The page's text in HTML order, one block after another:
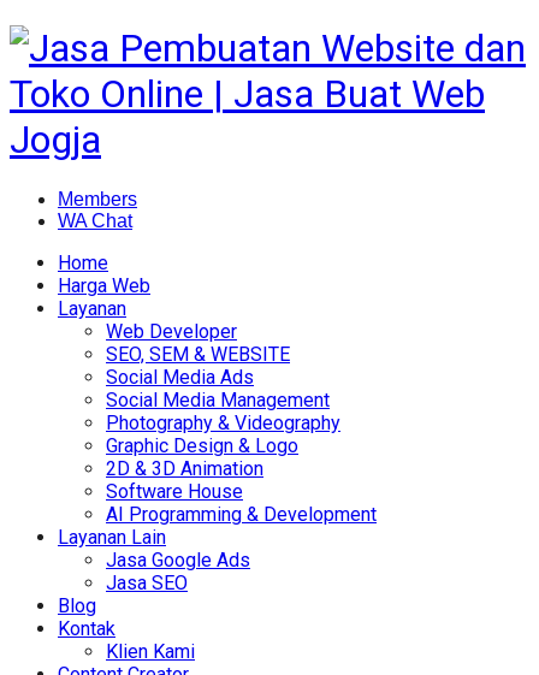
Members
WA Chat
Home
Harga Web
Layanan
Web Developer
SEO, SEM & WEBSITE
Social Media Ads
Social Media Management
Photography & Videography
Graphic Design & Logo
2D & 3D Animation
Software House
AI Programming & Development
Layanan Lain
Jasa Google Ads
Jasa SEO
Blog
Kontak
Klien Kami